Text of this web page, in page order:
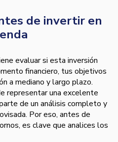
de invertir en
evaluar si esta inversión
financiero, tus objetivos
a mediano y largo plazo.
representar una excelente
de un análisis completo y
Por eso, antes de
es clave que analices los